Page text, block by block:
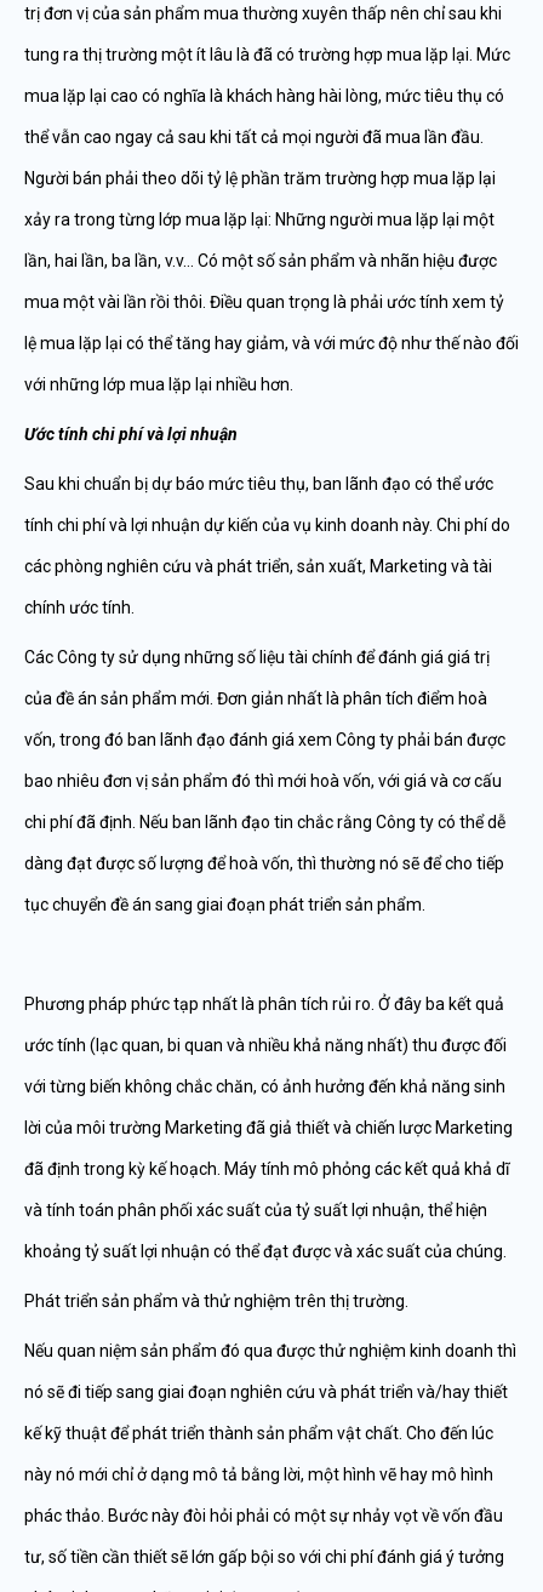
trị đơn vị của sản phẩm mua thường xuyên thấp nên chỉ sau khi
tung ra thị trường một ít lâu là đã có trường hợp mua lặp lại. Mức
mua lặp lại cao có nghĩa là khách hàng hài lòng, mức tiêu thụ có
thể vẫn cao ngay cả sau khi tất cả mọi người đã mua lần đầu.
Người bán phải theo dõi tỷ lệ phần trăm trường hợp mua lặp lại
xảy ra trong từng lớp mua lặp lại: Những người mua lặp lại một
lần, hai lần, ba lần, v.v… Có một số sản phẩm và nhãn hiệu được
mua một vài lần rồi thôi. Điều quan trọng là phải ước tính xem tỷ
lệ mua lặp lại có thể tăng hay giảm, và với mức độ như thế nào đối
với những lớp mua lặp lại nhiều hơn.
Ước tính chi phí và lợi nhuận
Sau khi chuẩn bị dự báo mức tiêu thụ, ban lãnh đạo có thể ước
tính chi phí và lợi nhuận dự kiến của vụ kinh doanh này. Chi phí do
các phòng nghiên cứu và phát triển, sản xuất, Marketing và tài
chính ước tính.
Các Công ty sử dụng những số liệu tài chính để đánh giá giá trị
của đề án sản phẩm mới. Đơn giản nhất là phân tích điểm hoà
vốn, trong đó ban lãnh đạo đánh giá xem Công ty phải bán được
bao nhiêu đơn vị sản phẩm đó thì mới hoà vốn, với giá và cơ cấu
chi phí đã định. Nếu ban lãnh đạo tin chắc rằng Công ty có thể dễ
dàng đạt được số lượng để hoà vốn, thì thường nó sẽ để cho tiếp
tục chuyển đề án sang giai đoạn phát triển sản phẩm.
Phương pháp phức tạp nhất là phân tích rủi ro. Ở đây ba kết quả
ước tính (lạc quan, bi quan và nhiều khả năng nhất) thu được đối
với từng biến không chắc chăn, có ảnh hưởng đến khả năng sinh
lời của môi trường Marketing đã giả thiết và chiến lược Marketing
đã định trong kỳ kế hoạch. Máy tính mô phỏng các kết quả khả dĩ
và tính toán phân phối xác suất của tỷ suất lợi nhuận, thể hiện
khoảng tỷ suất lợi nhuận có thể đạt được và xác suất của chúng.
Phát triển sản phẩm và thử nghiệm trên thị trường.
Nếu quan niệm sản phẩm đó qua được thử nghiệm kinh doanh thì
nó sẽ đi tiếp sang giai đoạn nghiên cứu và phát triển và/hay thiết
kế kỹ thuật để phát triển thành sản phẩm vật chất. Cho đến lúc
này nó mới chỉ ở dạng mô tả bằng lời, một hình vẽ hay mô hình
phác thảo. Bước này đòi hỏi phải có một sự nhảy vọt về vốn đầu
tư, số tiền cần thiết sẽ lớn gấp bội so với chi phí đánh giá ý tưởng